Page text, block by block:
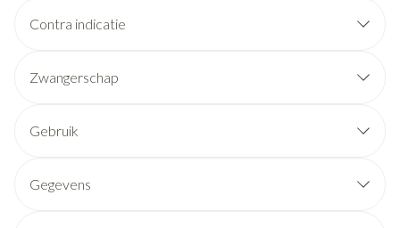
Contra indicatie
Zwangerschap
Gebruik
Gegevens